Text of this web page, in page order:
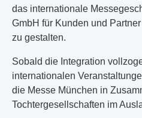
das internationale
GmbH für Kunden und
zu gestalten.
Sobald die Integration
internationalen
die Messe München in
Tochtergesellschaften im